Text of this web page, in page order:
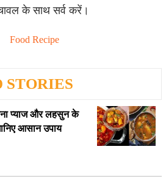
के साथ सर्व करें।
Food Recipe
STORIES
प्याज और लहसुन के
आसान उपाय